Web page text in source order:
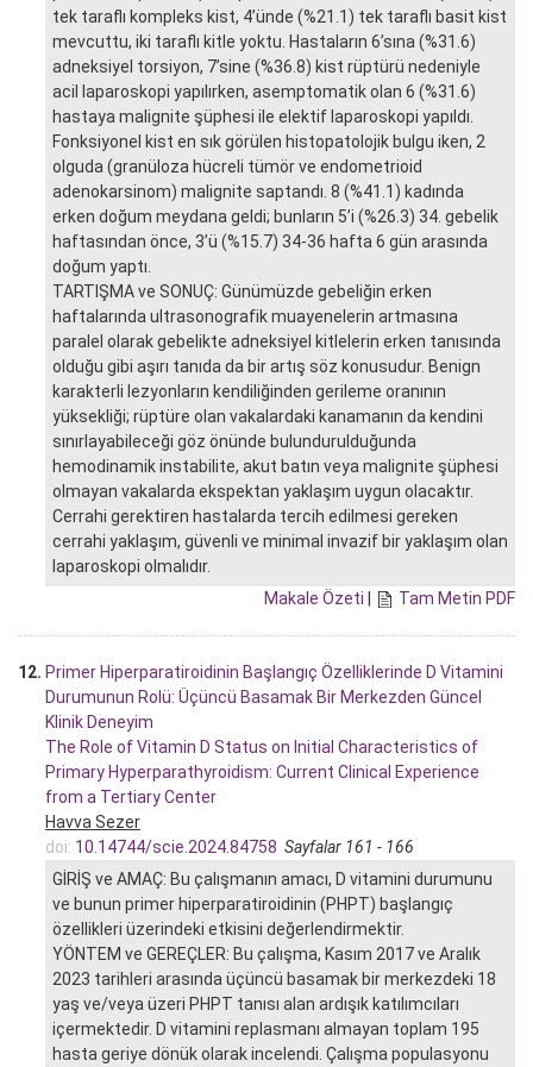
tek taraflı kompleks kist, 4’ünde (%21.1) tek taraflı basit kist
mevcuttu, iki taraflı kitle yoktu. Hastaların 6’sına (%31.6)
adneksiyel torsiyon, 7’sine (%36.8) kist rüptürü nedeniyle
acil laparoskopi yapılırken, asemptomatik olan 6 (%31.6)
hastaya malignite şüphesi ile elektif laparoskopi yapıldı.
Fonksiyonel kist en sık görülen histopatolojik bulgu iken, 2
olguda (granüloza hücreli tümör ve endometrioid
adenokarsinom) malignite saptandı. 8 (%41.1) kadında
erken doğum meydana geldi; bunların 5’i (%26.3) 34. gebelik
haftasından önce, 3’ü (%15.7) 34-36 hafta 6 gün arasında
doğum yaptı.
TARTIŞMA ve SONUÇ: Günümüzde gebeliğin erken
haftalarında ultrasonografik muayenelerin artmasına
paralel olarak gebelikte adneksiyel kitlelerin erken tanısında
olduğu gibi aşırı tanıda da bir artış söz konusudur. Benign
karakterli lezyonların kendiliğinden gerileme oranının
yüksekliği; rüptüre olan vakalardaki kanamanın da kendini
sınırlayabileceği göz önünde bulundurulduğunda
hemodinamik instabilite, akut batın veya malignite şüphesi
olmayan vakalarda ekspektan yaklaşım uygun olacaktır.
Cerrahi gerektiren hastalarda tercih edilmesi gereken
cerrahi yaklaşım, güvenli ve minimal invazif bir yaklaşım olan
laparoskopi olmalıdır.
Makale Özeti | Tam Metin PDF
12. Primer Hiperparatiroidinin Başlangıç Özelliklerinde D Vitamini
Durumunun Rolü: Üçüncü Basamak Bir Merkezden Güncel
Klinik Deneyim
The Role of Vitamin D Status on Initial Characteristics of
Primary Hyperparathyroidism: Current Clinical Experience
from a Tertiary Center
Havva Sezer
doi: 10.14744/scie.2024.84758 Sayfalar 161 - 166
GİRİŞ ve AMAÇ: Bu çalışmanın amacı, D vitamini durumunu
ve bunun primer hiperparatiroidinin (PHPT) başlangıç
özellikleri üzerindeki etkisini değerlendirmektir.
YÖNTEM ve GEREÇLER: Bu çalışma, Kasım 2017 ve Aralık
2023 tarihleri arasında üçüncü basamak bir merkezdeki 18
yaş ve/veya üzeri PHPT tanısı alan ardışık katılımcıları
içermektedir. D vitamini replasmanı almayan toplam 195
hasta geriye dönük olarak incelendi. Çalışma populasyonu